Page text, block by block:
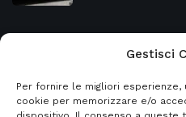
Gestisci
Per fornire le migliori
cookie per memorizzare e/o
Attualità 8977